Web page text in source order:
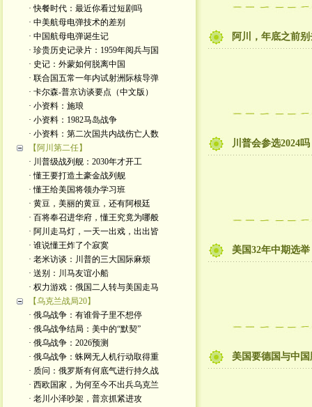
· 快餐时代：最近你看过短剧吗
· 中美航母电弹技术的差别
· 中国航母电弹诞生记
· 珍贵历史记录片：1959年阅兵与国
· 史记：外蒙如何脱离中国
· 联合国五常一年内试射洲际核导弹
· 卡尔森-普京访谈要点（中文版）
· 小资料：施琅
· 小资料：1982马岛战争
· 小资料：第二次国共内战伤亡人数
【阿川第二任】
· 川普级战列舰：2030年才开工
· 懂王要打造土豪金战列舰
· 懂王给美国将领办学习班
· 黄豆，美丽的黄豆，还有阿根廷
· 百将奉召进华府，懂王究竟为哪般
· 阿川走马灯，一天一出戏，出出皆
· 谁说懂王炸了个寂寞
· 老米访谈：川普的三大国际麻烦
· 送别：川马友谊小船
· 权力游戏：俄国二人转与美国走马
【乌克兰战局20】
· 俄乌战争：有谁骨子里不想停
· 俄乌战争结局：美中的“默契”
· 俄乌战争：2026预测
· 俄乌战争：蛛网无人机行动取得重
· 质问：俄罗斯有何底气进行持久战
· 西欧国家，为何至今不出兵乌克兰
· 老川小泽吵架，普京抓紧进攻
阿川，年底之前
川普会参选2024吗
美国32年中期选
美国要德国与中